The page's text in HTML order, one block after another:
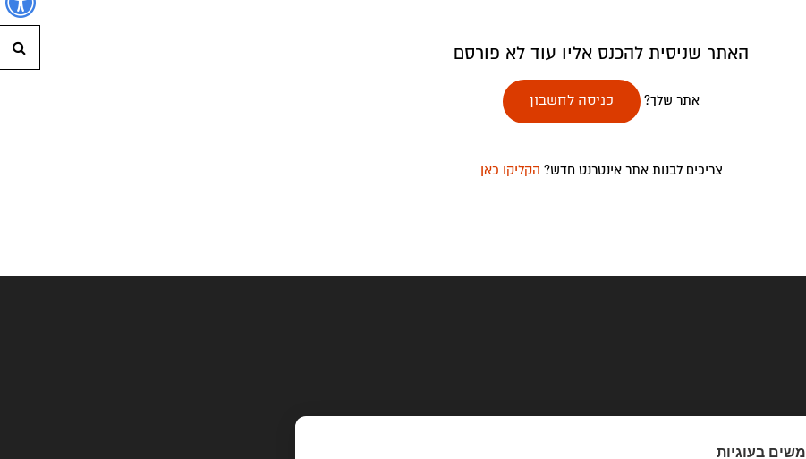
האתר שניסית להכנס אליו עוד לא פורסם
אתר שלך? כניסה לחשבון
צריכים לבנות אתר אינטרנט חדש? הקליקו כאן
בעוגיות